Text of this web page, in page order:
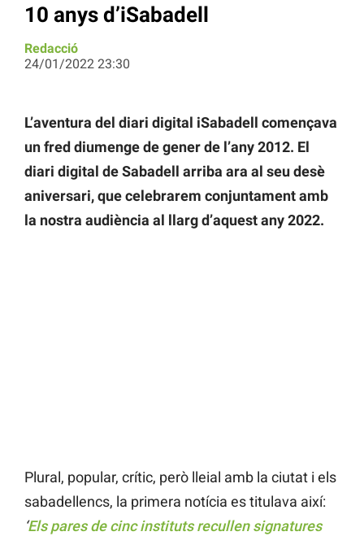
10 anys d’iSabadell
Redacció
24/01/2022 23:30
L’aventura del diari digital iSabadell començava
un fred diumenge de gener de l’any 2012. El
diari digital de Sabadell arriba ara al seu desè
aniversari, que celebrarem conjuntament amb
la nostra audiència al llarg d’aquest any 2022.
Plural, popular, crític, però lleial amb la ciutat i els
sabadellencs, la primera notícia es titulava així:
‘Els pares de cinc instituts recullen signatures